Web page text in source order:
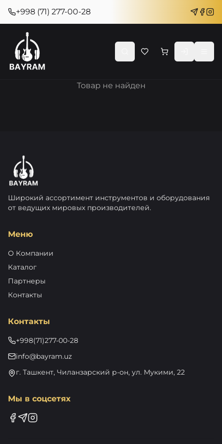
+998 (71) 277-00-28
Товар не найден
Широкий ассортимент инструментов и оборудования
от ведущих мировых производителей.
Меню
О Компании
Каталог
Партнеры
Контакты
Контакты
+998(71)277-00-28
info@bayram.uz
г. Ташкент, Чиланзарский р-он, ул. Мукими, 22
Мы в соцсетях